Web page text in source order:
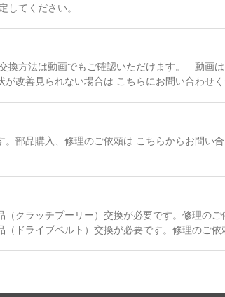
してください。
換方法は動画でもご確認いただけます。 動画
改善見られない場合は こちらにお問い合わせく
部品購入、修理のご依頼は こちらからお問い
クラッチプーリー）交換が必要です。修理の
ドライブベルト）交換が必要です。修理のご